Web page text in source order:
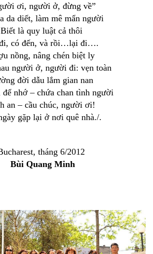
ơi, người ở, đừng về”
da diết, làm mê mẩn người
Biết là quy luật cả thôi
có đến, và rồi…lại đi….
nồng, nâng chén biệt ly
người ở, người đi: vẹn toàn
đời dẫu lắm gian nan
nhớ – chứa chan tình người
an – cầu chúc, người ơi!
gặp lại ở nơi quê nhà./.
tháng 6/2012
Bùi Quang Minh